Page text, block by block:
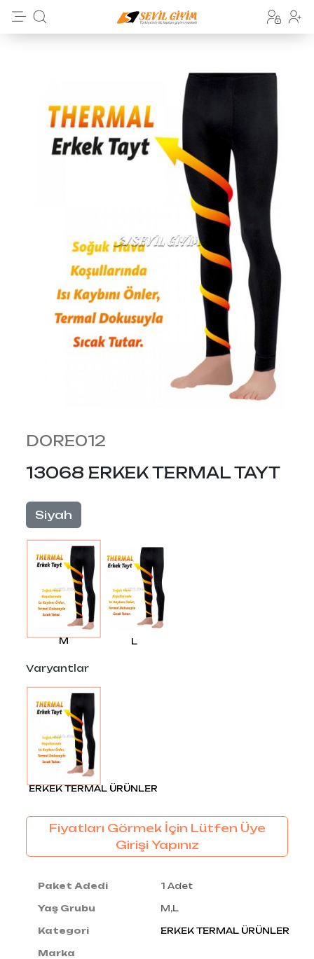
DORE012
13068 ERKEK TERMAL TAYT
Siyah
M L
Varyantlar
ERKEK TERMAL ÜRÜNLER
Fiyatları Görmek İçin Lütfen Üye
Girişi Yapınız
Paket Adedi 1 Adet
Yaş Grubu M,L
Kategori ERKEK TERMAL ÜRÜNLER
Marka